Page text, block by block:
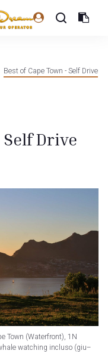
Best of Cape Town - Self Drive
Self Drive
Town (Waterfront), 1N
watching incluso (giu–